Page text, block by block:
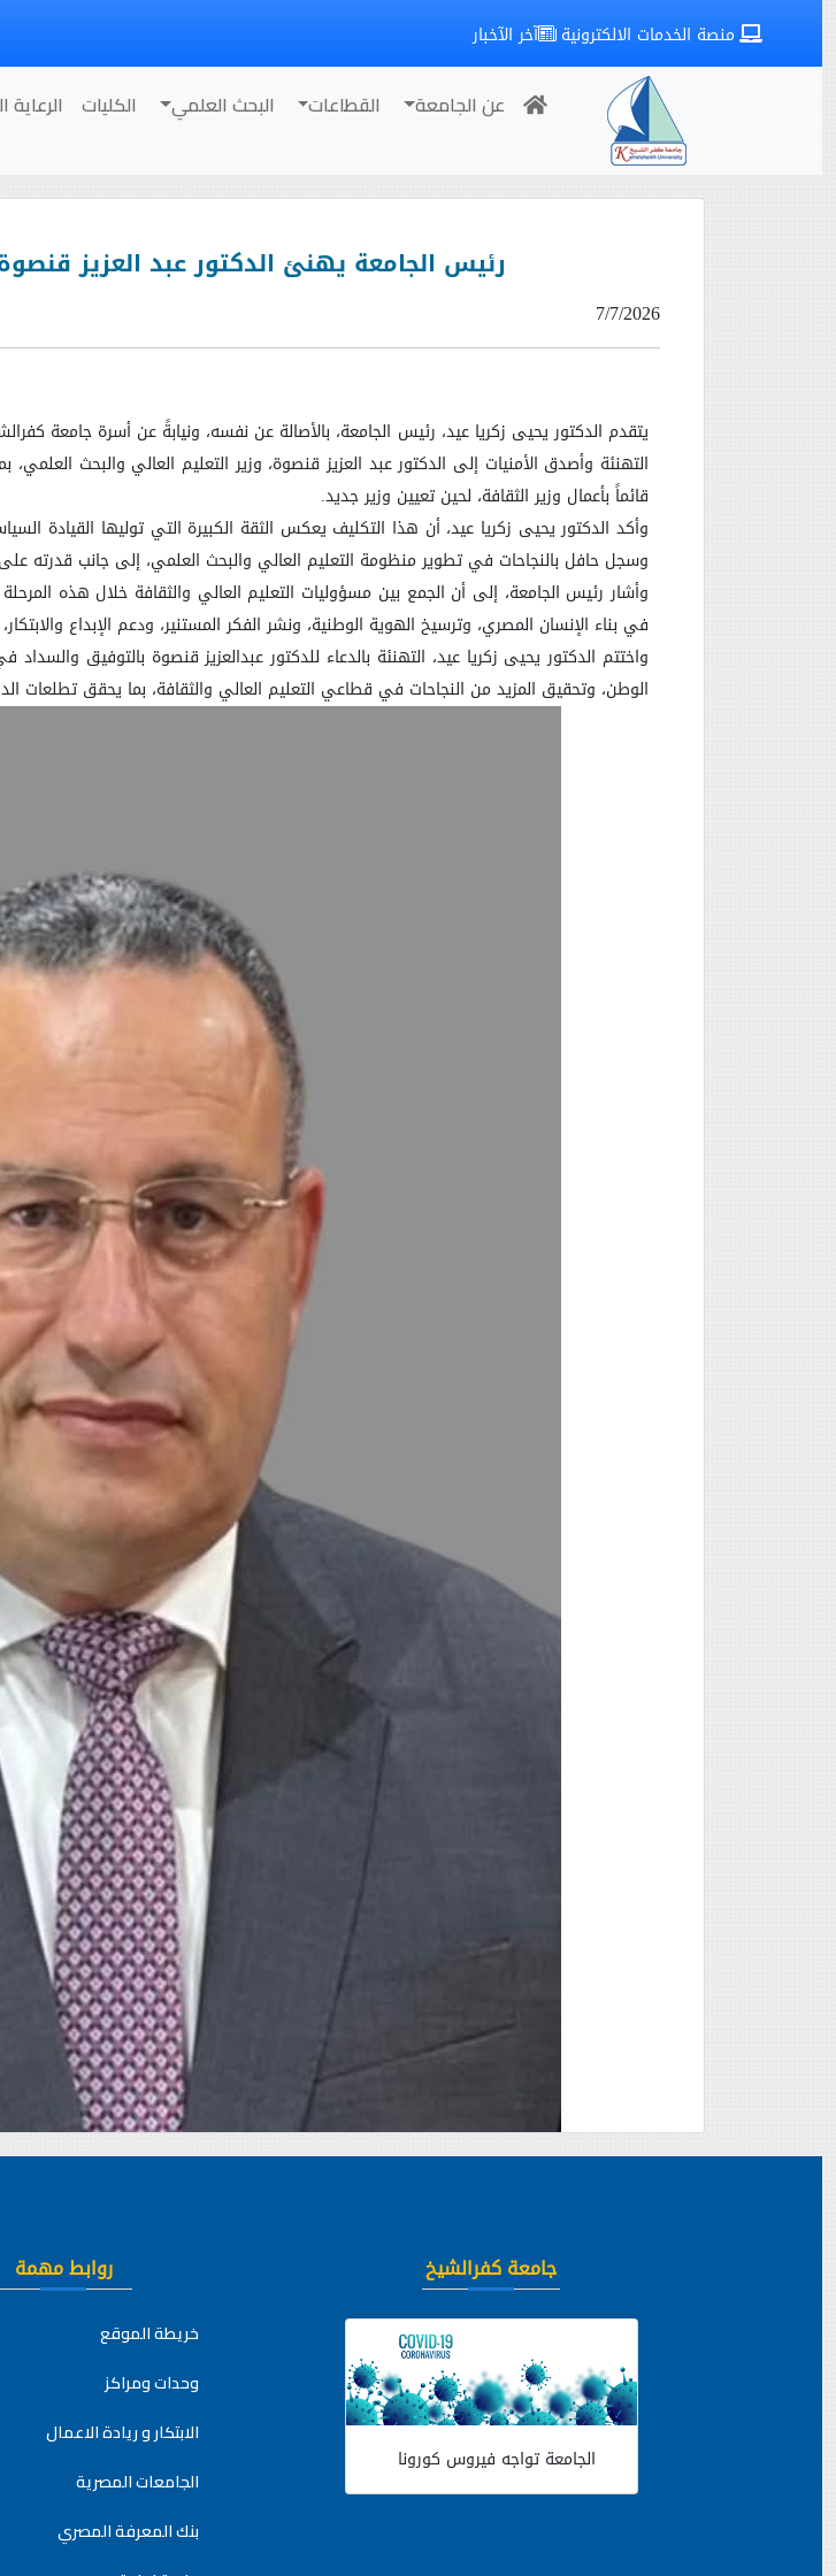
آخر الآخبار منصة الخدمات الالكترونية
عن الجامعة القطاعات البحث العلمي الكليات
رئيس الجامعة يهنئ الدكتور عبد العزيز
7/7/2026
يتقدم الدكتور يحيى زكريا عيد، رئيس الجامعة، بالأصالة عن نفسه، ونيابةً عن أسرة جامعة
التهنئة وأصدق الأمنيات إلى الدكتور عبد العزيز قنصوة، وزير التعليم العالي والبحث
قائماً بأعمال وزير الثقافة، لحين تعيين وزير جديد.
وأكد الدكتور يحيى زكريا عيد، أن هذا التكليف يعكس الثقة الكبيرة التي توليها القيادة
وسجل حافل بالنجاحات في تطوير منظومة التعليم العالي والبحث العلمي، إلى جانب قدرته على
وأشار رئيس الجامعة، إلى أن الجمع بين مسؤوليات التعليم العالي والثقافة خلال هذه
في بناء الإنسان المصري، وترسيخ الهوية الوطنية، ونشر الفكر المستنير، ودعم الإبداع
واختتم الدكتور يحيى زكريا عيد، التهنئة بالدعاء للدكتور عبدالعزيز قنصوة بالتوفيق
الوطن، وتحقيق المزيد من النجاحات في قطاعي التعليم العالي والثقافة، بما يحقق تطلعات
جامعة كفرالشيخ
الجامعة تواجه فيروس كورونا
روابط مهمة
خريطة الموقع
وحدات ومراكز
الابتكار و ريادة الاعمال
الجامعات المصرية
بنك المعرفة المصري